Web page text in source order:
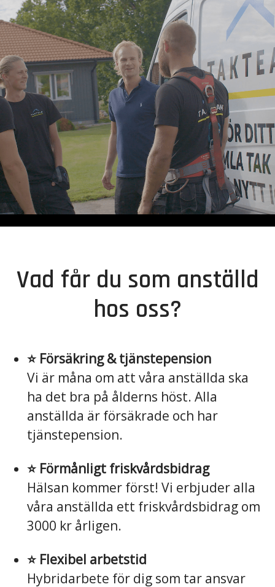
Vad får du som anställd
hos oss?
⭐️ Försäkring & tjänstepension
Vi är måna om att våra anställda ska
ha det bra på ålderns höst. Alla
anställda är försäkrade och har
tjänstepension.
⭐️ Förmånligt friskvårdsbidrag
Hälsan kommer först! Vi erbjuder alla
våra anställda ett friskvårdsbidrag om
3000 kr årligen.
⭐️ Flexibel arbetstid
Hybridarbete för dig som tar ansvar